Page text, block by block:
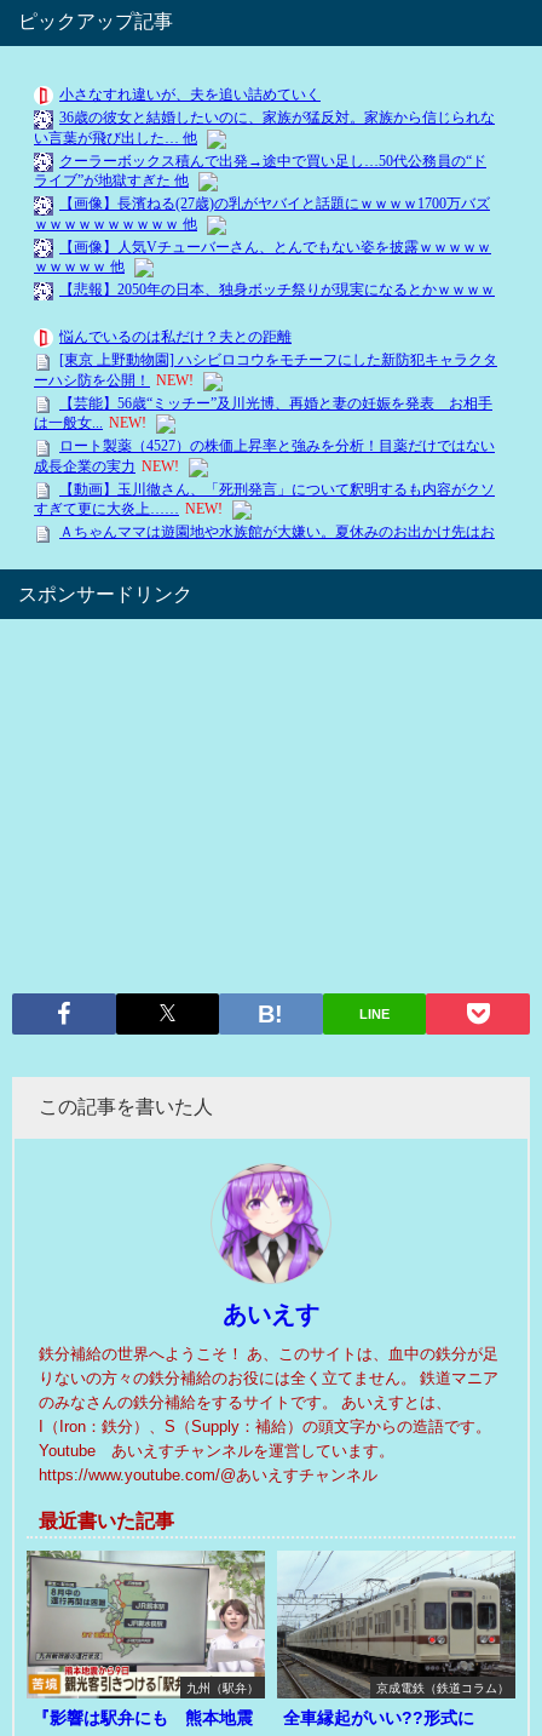
ピックアップ記事
スポンサードリンク
LINE
この記事を書いた人
あいえす
鉄分補給の世界へようこそ！ あ、このサイトは、血中の鉄分が足
りないの方々の鉄分補給のお役には全く立てません。 鉄道マニア
のみなさんの鉄分補給をするサイトです。 あいえすとは、
I（Iron：鉄分）、S（Supply：補給）の頭文字からの造語です。
Youtube あいえすチャンネルを運営しています。
https://www.youtube.com/@あいえすチャンネル
最近書いた記事
九州（駅弁）
『影響は駅弁にも 熊本地震
京成電鉄（鉄道コラム）
全車縁起がいい??形式に